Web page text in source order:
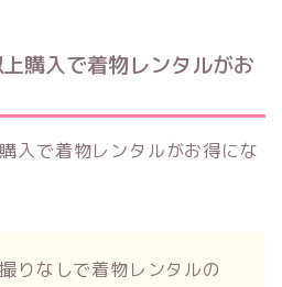
購入で着物レンタルがお
入で着物レンタルがお得にな
りなしで着物レンタルの